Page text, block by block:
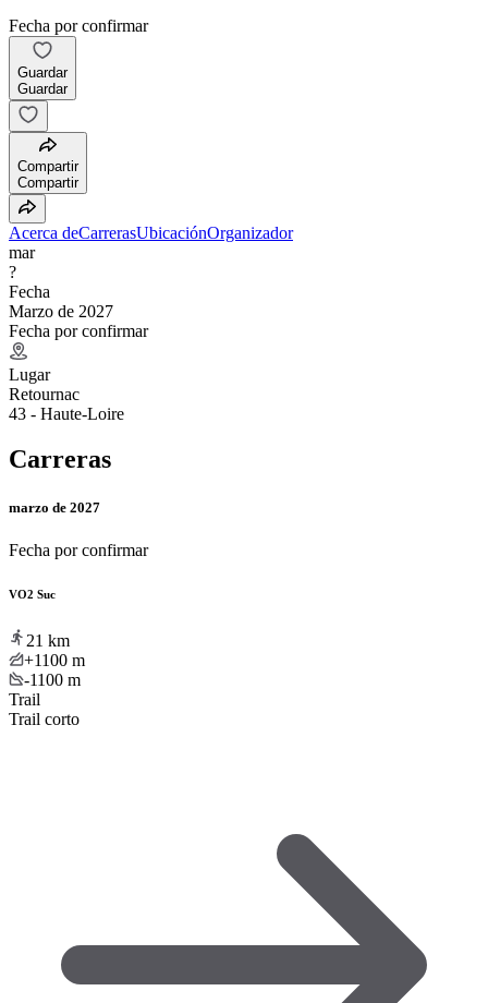
Fecha por confirmar
Guardar
Guardar
Compartir
Compartir
Acerca deCarrerasUbicaciónOrganizador
mar
?
Fecha
Marzo de 2027
Fecha por confirmar
Lugar
Retournac
43 - Haute-Loire
Carreras
marzo de 2027
Fecha por confirmar
VO2 Suc
21 km
+1100 m
-1100 m
Trail
Trail corto